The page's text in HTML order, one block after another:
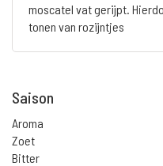
moscatel vat gerijpt.
tonen van rozijntjes
Saison
Aroma
Zoet
Bitter